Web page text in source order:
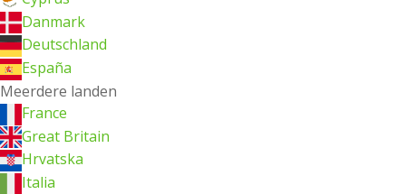
Danmark
Deutschland
España
Meerdere landen
France
Great Britain
Hrvatska
Italia